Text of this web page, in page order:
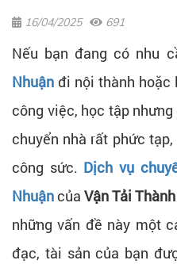
16/04/2025 691
Nếu bạn đang có nhu
Nhuận đi nội thành
công việc, học tập
chuyển nhà rất phức
công sức. Dịch vụ
NhuậncủaVận Tải
những vấn đề này một
đạc, tài sản của bạn